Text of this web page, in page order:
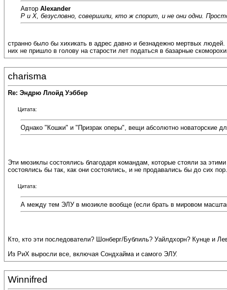
Автор Alexander
Р и Х, безусловно, совершили, кто ж спорит, и не они одни.
странно было бы хихикать в адрес давно и безнадежно мертвых
них не пришло в голову на старости лет податься в базарные
charisma
Re: Эндрю Ллойд Уэббер
Цитата:
Однако "Кошки" и "Призрак оперы", вещи абсолютно новаторские
Эти мюзиклы состоялись благодаря командам, которые стояли за
состоялись бы так, как они состоялись, и не продавались бы до сих пор.
Цитата:
А между тем ЭЛУ в мюзикле вообще (если брать в мировом
Кто, кто эти последователи? Шонберг/Бублиль? Уайлдхорн? Кунце и
Из РиХ выросли все, включая Сондхайма и самого ЭЛУ.
Winnifred